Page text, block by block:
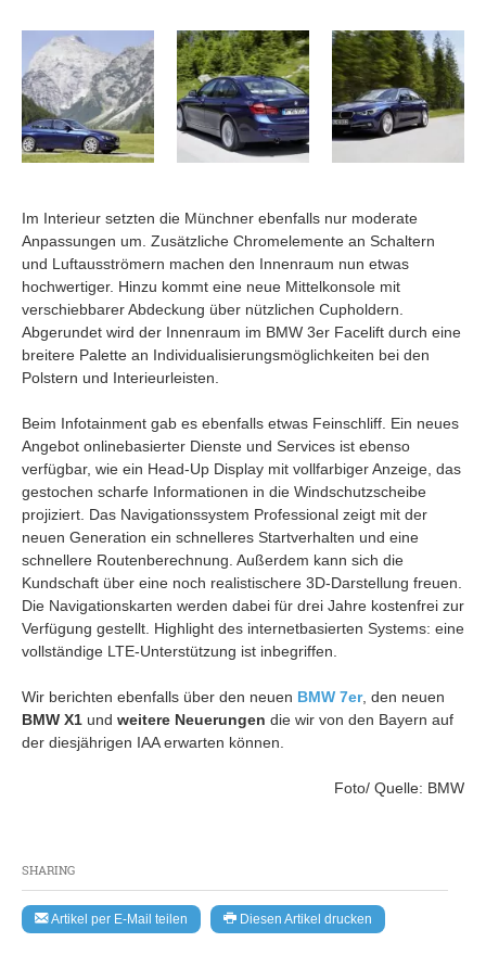
SHARING
Artikel per E-Mail teilen Diesen Artikel drucken
Im Interieur setzten die Münchner ebenfalls nur moderate
Anpassungen um. Zusätzliche Chromelemente an Schaltern
und Luftausströmern machen den Innenraum nun etwas
hochwertiger. Hinzu kommt eine neue Mittelkonsole mit
verschiebbarer Abdeckung über nützlichen Cupholdern.
Abgerundet wird der Innenraum im BMW 3er Facelift durch eine
breitere Palette an Individualisierungsmöglichkeiten bei den
Polstern und Interieurleisten.
Beim Infotainment gab es ebenfalls etwas Feinschliff. Ein neues
Angebot onlinebasierter Dienste und Services ist ebenso
verfügbar, wie ein Head-Up Display mit vollfarbiger Anzeige, das
gestochen scharfe Informationen in die Windschutzscheibe
projiziert. Das Navigationssystem Professional zeigt mit der
neuen Generation ein schnelleres Startverhalten und eine
schnellere Routenberechnung. Außerdem kann sich die
Kundschaft über eine noch realistischere 3D-Darstellung freuen.
Die Navigationskarten werden dabei für drei Jahre kostenfrei zur
Verfügung gestellt. Highlight des internetbasierten Systems: eine
vollständige LTE-Unterstützung ist inbegriffen.
Wir berichten ebenfalls über den neuen BMW 7er, den neuen
BMW X1 und weitere Neuerungen die wir von den Bayern auf
der diesjährigen IAA erwarten können.
Foto/ Quelle: BMW